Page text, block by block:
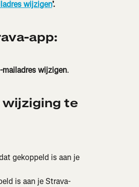
wijzigen’.
app:
mailadres wijzigen.
wijziging te
gekoppeld is aan je
is aan je Strava-